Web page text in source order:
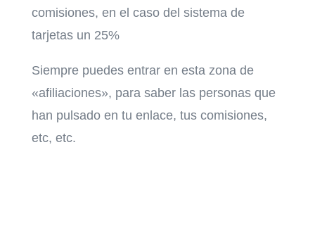
comisiones, en el caso del sistema de
tarjetas un 25%
Siempre puedes entrar en esta zona de
«afiliaciones», para saber las personas que
han pulsado en tu enlace, tus comisiones,
etc, etc.